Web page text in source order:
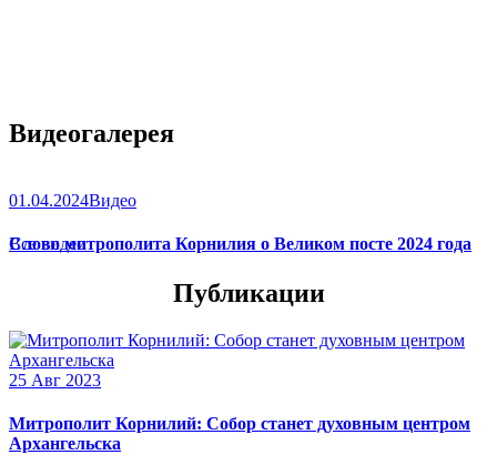
Видеогалерея
01.04.2024Видео
Слово митрополита Корнилия о Великом посте 2024 года
Все видео
Публикации
25 Авг 2023
Митрополит Корнилий: Собор станет духовным центром
Архангельска